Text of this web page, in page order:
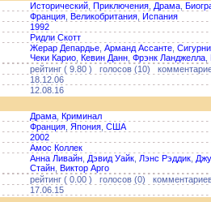
Исторический Приключения Драма
Франция Великобритания Испания
1992
Ридли Скотт
Жерар Депардье Арманд Ассанте
Чеки Карио Кевин Данн Фрэнк Ланджелла
рейтинг ( 9.80 ) голосов (10)
18.12.06
12.08.16
Драма Криминал
Франция Япония США
2002
Амос Коллек
Анна Ливайн Дэвид Уайк Лэнс Рэддик
Стайн Виктор Арго
рейтинг ( 0.00 ) голосов (0)
17.06.15